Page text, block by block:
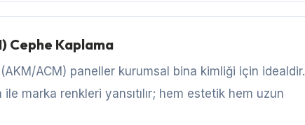
Cephe Kaplama
ACM) paneller kurumsal bina kimliği için idealdir.
marka renkleri yansıtılır; hem estetik hem uzun